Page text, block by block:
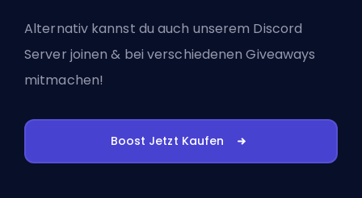
Alternativ kannst du auch unserem Discord
Server joinen & bei verschiedenen Giveaways
mitmachen!
Boost Jetzt Kaufen